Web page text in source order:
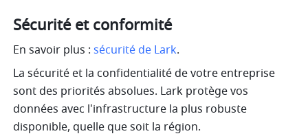
Sécurité et conformité
En savoir plus : sécurité de Lark.
La sécurité et la confidentialité de votre entreprise
sont des priorités absolues. Lark protège vos
données avec l'infrastructure la plus robuste
disponible, quelle que soit la région.